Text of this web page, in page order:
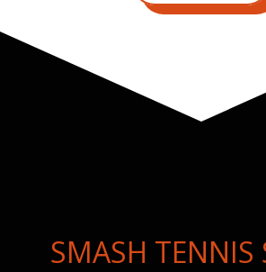
SMASH TENNIS